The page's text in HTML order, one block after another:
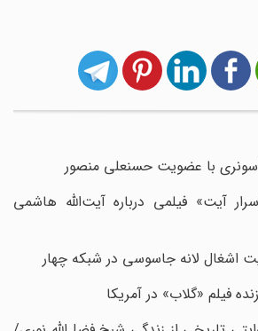
با عضویت حسنعلی منصور
آیت» فیلمی درباره آیت‌الله هاشمی
لانه جاسوسی در شبکه چهار
فیلم «گلاب» در آمریکا